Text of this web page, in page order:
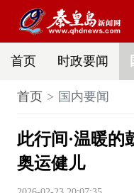
首页 时政要闻
首页 国内要闻
此行间·温暖的
奥运健儿